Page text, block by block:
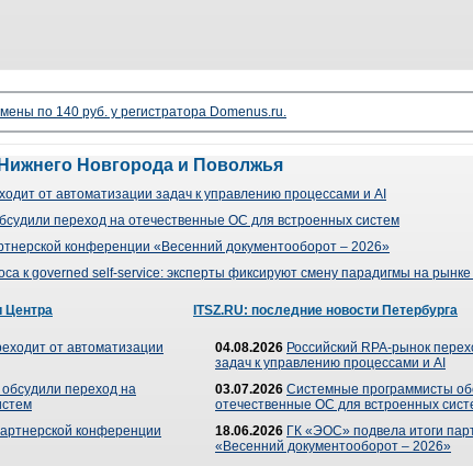
по 140 руб. у регистратора Domenus.ru.
Новгорода и Поволжья
от автоматизации задач к управлению процессами и AI
переход на отечественные ОС для встроенных систем
конференции «Весенний документооборот – 2026»
к governed self-service: эксперты фиксируют смену парадигмы на
Центра
от автоматизации
переход на
конференции
ITSZ.RU: последние новости Петербурга
04.08.2026 Российский RPA-рынок
задач к управлению процессами и AI
03.07.2026 Системные программисты
отечественные ОС для встроенных
18.06.2026 ГК «ЭОС» подвела итоги
«Весенний документооборот – 2026»